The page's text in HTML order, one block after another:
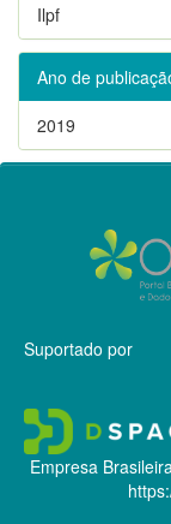
Ilpf
Ano de
2019
Suportado por
Empresa